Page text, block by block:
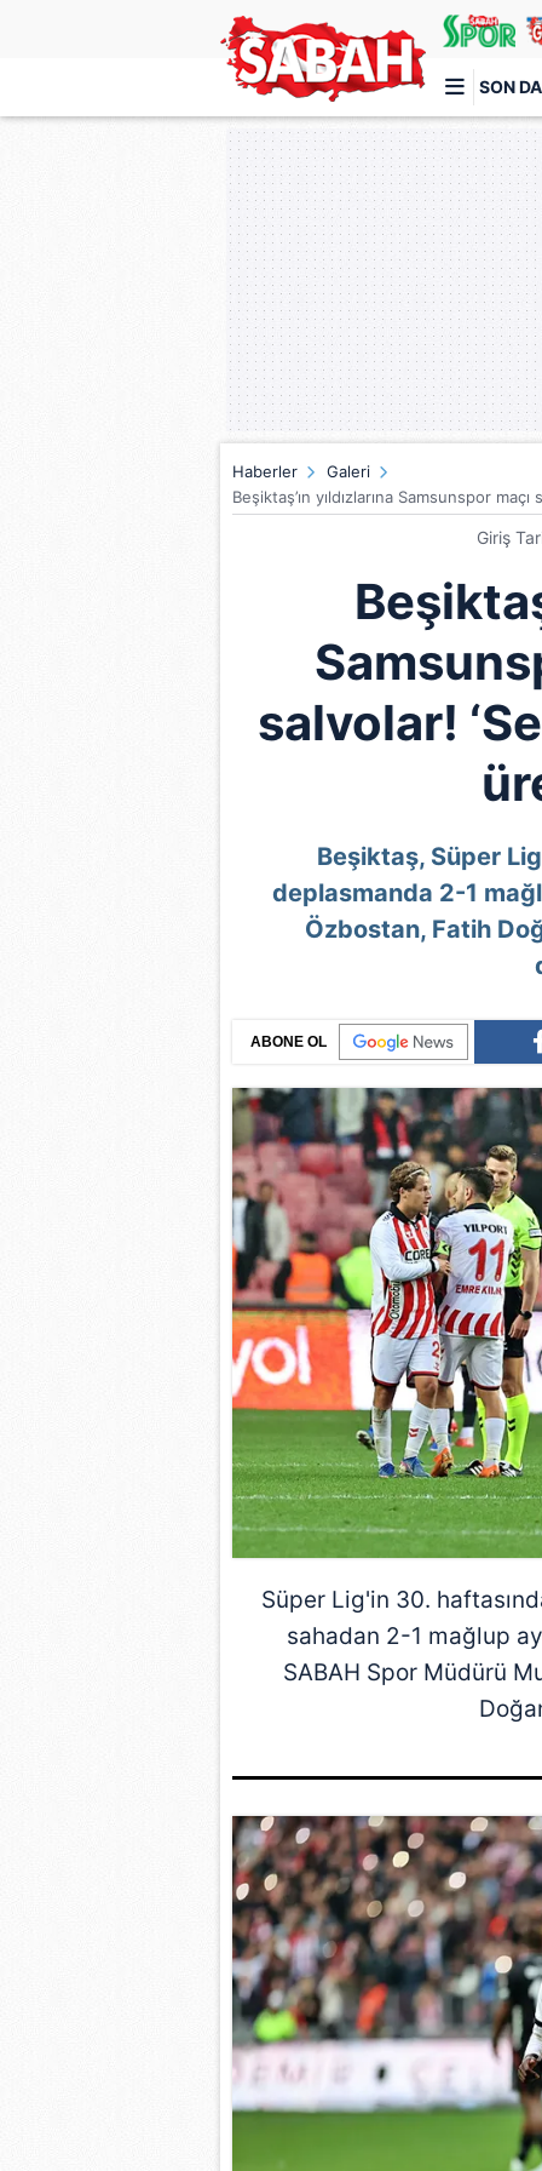
SON
Türkiye'nin en iyi haber sitesi
Haberler
Galeri
Beşiktaş’ın yıldızlarına Samsunspor
Giriş
salvolar!
Beşiktaş, Süper
deplasmanda 2-1
Özbostan, Fatih
ABONE OL
Süper Lig'in 30.
sahadan 2-1 mağlup
SABAH Spor Müdürü